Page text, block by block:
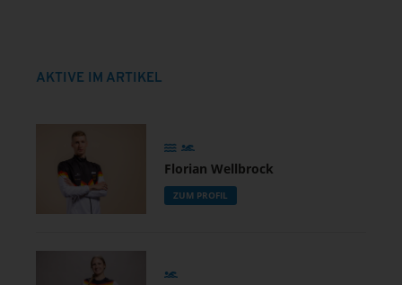
AKTIVE IM ARTIKEL
Florian Wellbrock
ZUM PROFIL